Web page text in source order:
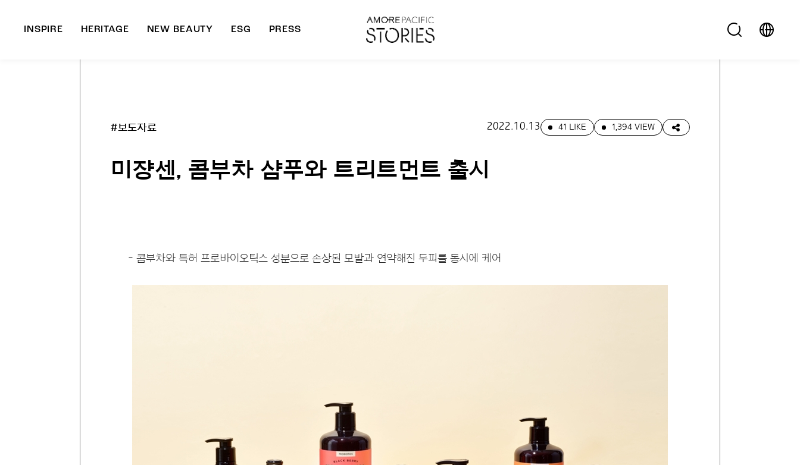
INSPIRE HERITAGE NEW BEAUTY ESG PRESS
#보도자료 2022.10.13 41 LIKE 1,394 VIEW
미쟝센, 콤부차 샴푸와 트리트먼트 출시
- 콤부차와 특허 프로바이오틱스 성분으로 손상된 모발과 연약해진 두피를 동시에 케어